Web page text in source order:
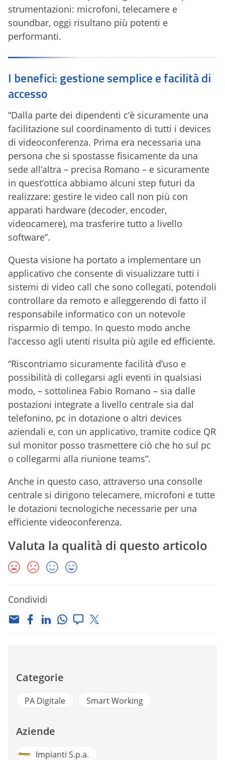
strumentazioni: microfoni, telecamere e
soundbar, oggi risultano più potenti e
performanti.
I benefici: gestione semplice e facilità di
accesso
“Dalla parte dei dipendenti c’è sicuramente una
facilitazione sul coordinamento di tutti i devices
di videoconferenza. Prima era necessaria una
persona che si spostasse fisicamente da una
sede all’altra – precisa Romano – e sicuramente
in quest’ottica abbiamo alcuni step futuri da
realizzare: gestire le video call non più con
apparati hardware (decoder, encoder,
videocamere), ma trasferire tutto a livello
software”.
Questa visione ha portato a implementare un
applicativo che consente di visualizzare tutti i
sistemi di video call che sono collegati, potendoli
controllare da remoto e alleggerendo di fatto il
responsabile informatico con un notevole
risparmio di tempo. In questo modo anche
l’accesso agli utenti risulta più agile ed efficiente.
“Riscontriamo sicuramente facilità d’uso e
possibilità di collegarsi agli eventi in qualsiasi
modo, – sottolinea Fabio Romano – sia dalle
postazioni integrate a livello centrale sia dal
telefonino, pc in dotazione o altri devices
aziendali e, con un applicativo, tramite codice QR
sul monitor posso trasmettere ciò che ho sul pc
o collegarmi alla riunione teams”.
Anche in questo caso, attraverso una consolle
centrale si dirigono telecamere, microfoni e tutte
le dotazioni tecnologiche necessarie per una
efficiente videoconferenza.
Valuta la qualità di questo articolo
Condividi
Categorie
PA Digitale Smart Working
Aziende
Impianti S.p.a.